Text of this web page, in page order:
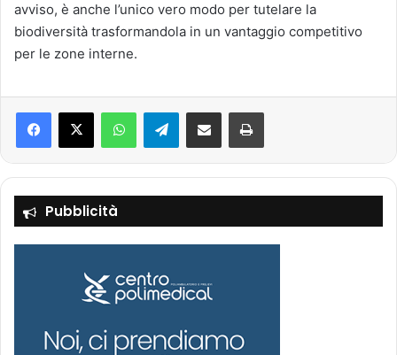
avviso, è anche l’unico vero modo per tutelare la
biodiversità trasformandola in un vantaggio competitivo
per le zone interne.
Telegram
Pubblicità